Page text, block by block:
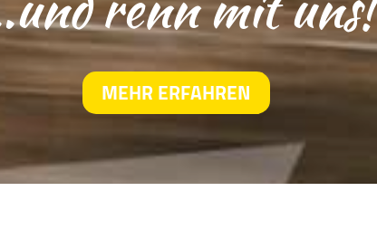
MEHR ERFAHREN